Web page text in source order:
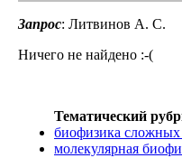
Запрос: Литвинов А. С.
Ничего не найдено :-(
Тематический
биофизика сложных
молекулярная